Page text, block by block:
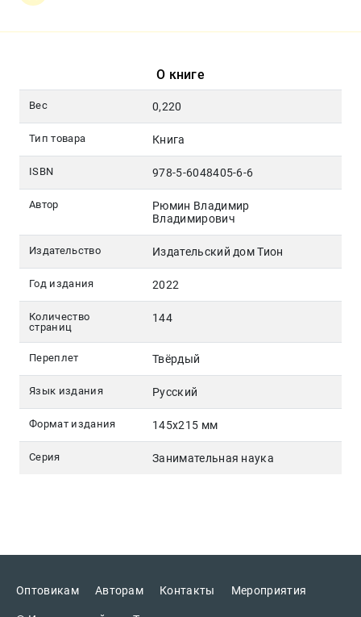
О книге
Вес 0,220
Тип товара Книга
ISBN 978-5-6048405-6-6
Автор
Рюмин Владимир
Владимирович
Издательство Издательский дом Тион
Год издания 2022
Количество
страниц
144
Переплет Твёрдый
Язык издания Русский
Формат издания 145х215 мм
Серия Занимательная наука
Оптовикам Авторам Контакты Мероприятия